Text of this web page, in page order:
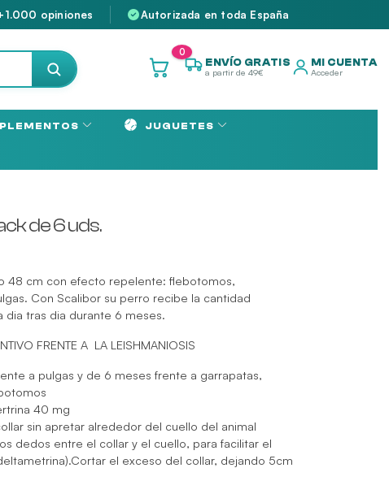
opiniones Autorizada en toda España
0
ENVÍO GRATIS
a partir de 49€
MI CUENTA
Acceder
JUGUETES
de 6 uds.
48 cm con efecto repelente: flebotomos,
Con Scalibor su perro recibe la cantidad
dia tras dia durante 6 meses.
FRENTE A LA LEISHMANIOSIS
a pulgas y de 6 meses frente a garrapatas,
40 mg
sin apretar alrededor del cuello del animal
dedos entre el collar y el cuello, para facilitar el
el exceso del collar, dejando 5cm